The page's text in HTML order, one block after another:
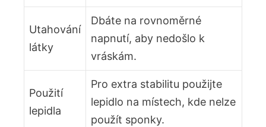
Utahování
látky
Dbáte na rovnoměrné
napnutí, aby nedošlo k
vráskám.
Použití
lepidla
Pro extra stabilitu použijte
lepidlo na místech, kde nelze
použít sponky.